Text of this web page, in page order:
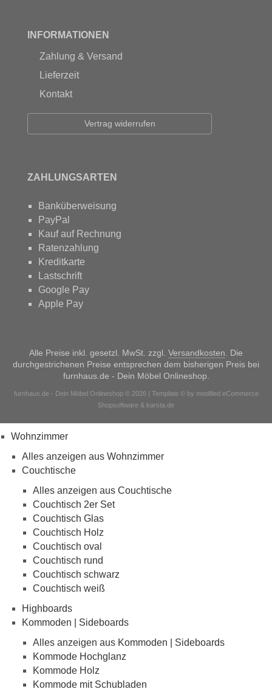
INFORMATIONEN
Zahlung & Versand
Lieferzeit
Kontakt
Vertrag widerrufen
ZAHLUNGSARTEN
Banküberweisung
PayPal
Kauf auf Rechnung
Ratenzahlung
Kreditkarte
Lastschrift
Google Pay
Apple Pay
Alle Preise inkl. gesetzl. MwSt. zzgl. Versandkosten . Die
durchgestrichenen Preise entsprechen dem bisherigen Preis bei
furnhaus.de - Dein Möbel Onlineshop.
furnhaus.de - Dein Möbel Onlineshop © 2026 | Template © by modified eCommerce
Shopsoftware & karsta.de
Wohnzimmer
Alles anzeigen aus Wohnzimmer
Couchtische
Alles anzeigen aus Couchtische
Couchtisch 2er Set
Couchtisch Glas
Couchtisch Holz
Couchtisch oval
Couchtisch rund
Couchtisch schwarz
Couchtisch weiß
Highboards
Kommoden | Sideboards
Alles anzeigen aus Kommoden | Sideboards
Kommode Hochglanz
Kommode Holz
Kommode mit Schubladen